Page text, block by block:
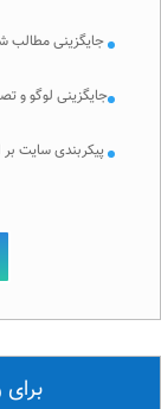
جایگزینی مطالب
جایگزینی لوگو و
پیکربندی سایت